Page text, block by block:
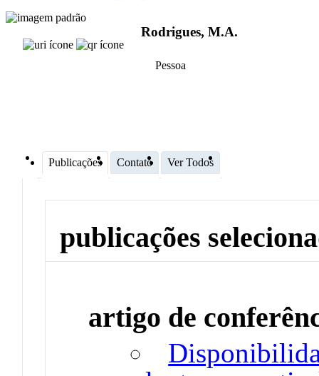
Rodrigues, M.A.
Pessoa
Publicações Contato Ver Todos
publicações
artigo de